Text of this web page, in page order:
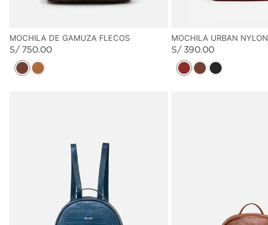
MOCHILA DE GAMUZA FLECOS
S/ 750.00
MOCHILA URBAN NYLON
S/ 390.00